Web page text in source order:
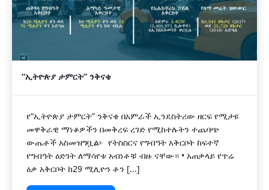
“ኢትዮጵያ ታምርት” ንቅናቄ
የ“ኢትዮጵያ ታምርት” ንቅናቄ በአምራች ኢንደስትሪው ዘርፍ የሚታዩ
መዋቅራዊ ማነቆዎችን በመቅረፍ ረገድ የሚከተሉትን ተጨባጭ
ውጤቶች አስመዝግቧል፦ ‎ ‎የትስስርና የግብዓት አቅርቦት ‎ከፍተኛ
የግብዓት ዕድገት ለማሳየቱ አብነቶቹ ብዙ ናቸው። ‎• አጠቃላይ የጥሬ
ዕቃ አቅርቦት ከ29 ሚሊዮን ቶን [...]